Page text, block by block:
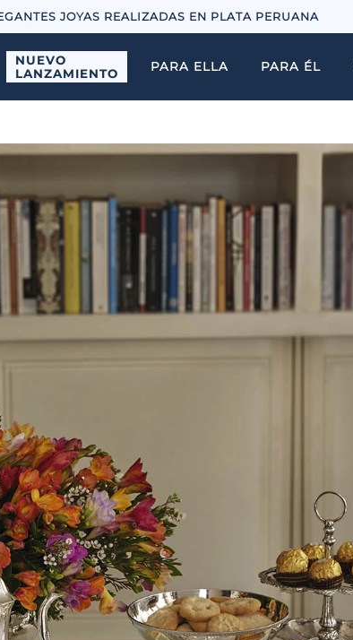
JOYAS REALIZADAS EN PLATA PERUANA
NUEVO
LANZAMIENTO
PARA ELLA PARA ÉL